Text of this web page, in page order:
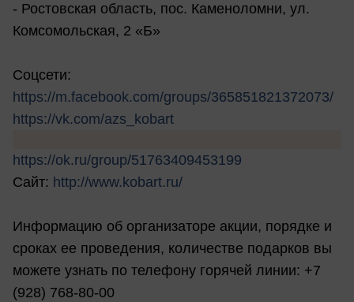
- Ростовская область, пос. Каменоломни, ул.
Комсомольская, 2 «Б»
Соцсети:
https://m.facebook.com/groups/365851821372073/
https://vk.com/azs_kobart
https://ok.ru/group/51763409453199
Сайт: http://www.kobart.ru/
Информацию об организаторе акции, порядке и
сроках ее проведения, количестве подарков вы
можете узнать по телефону горячей линии: +7
(928) 768-80-00